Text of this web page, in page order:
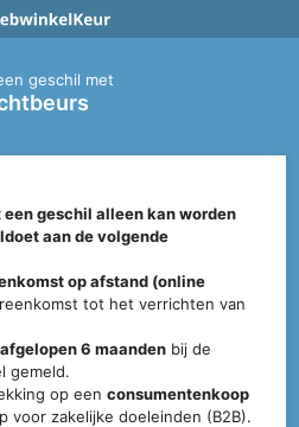
geschil met
geschil alleen kan worden
aan de volgende
op afstand (online
tot het verrichten van
6 maanden bij de
gemeld.
op eenconsumentenkoop
voor zakelijke doeleinden (B2B).